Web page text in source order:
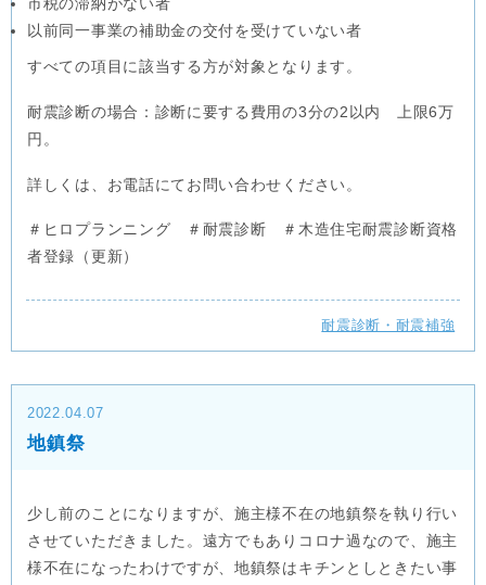
以前同一事業の補助金の交付を受けていない者
すべての項目に該当する方が対象となります。
耐震診断の場合：診断に要する費用の3分の2以内 上限6万
円。
詳しくは、お電話にてお問い合わせください。
＃ヒロプランニング ＃耐震診断 ＃木造住宅耐震診断資格
者登録（更新）
耐震診断・耐震補強
2022.04.07
地鎮祭
少し前のことになりますが、施主様不在の地鎮祭を執り行い
させていただきました。遠方でもありコロナ過なので、施主
様不在になったわけですが、地鎮祭はキチンとしときたい事